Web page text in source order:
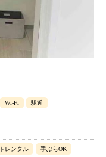
Wi-Fi 駅近
レンタル
手ぶらOK